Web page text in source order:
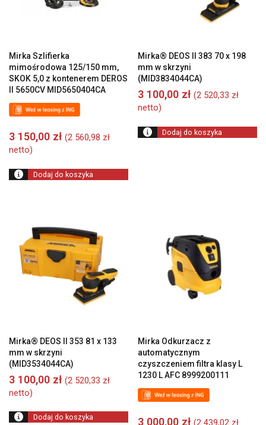
Mirka Szlifierka
mimośrodowa 125/150 mm,
SKOK 5,0 z kontenerem DEROS
II 5650CV MID5650404CA
3 150,00 zł (2 560,98 zł
netto)
Dodaj do koszyka
Mirka® DEOS II 383 70 x 198
mm w skrzyni
(MID3834044CA)
3 100,00 zł (2 520,33 zł
netto)
Dodaj do koszyka
Mirka® DEOS II 353 81 x 133
mm w skrzyni
(MID3534044CA)
3 100,00 zł (2 520,33 zł
netto)
Dodaj do koszyka
Mirka Odkurzacz z
automatycznym
czyszczeniem filtra klasy L
1230 L AFC 8999200111
3 000,00 zł (2 439,02 zł